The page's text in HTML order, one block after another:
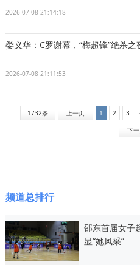
2026-07-08 21:14:18
娄义华：C罗谢幕，“梅超锋”绝杀
2026-07-08 21:11:53
1732条 上一页 1 2 3
下
频道总排行
邵东首届女子
显“她风采”